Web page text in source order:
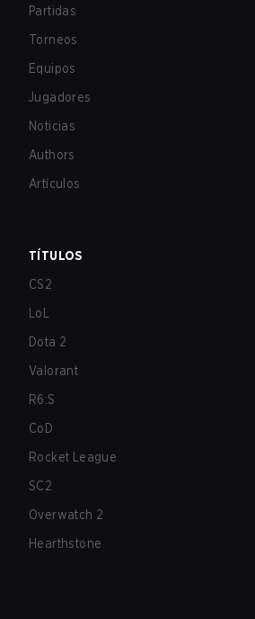
Partidas
Torneos
Equipos
Jugadores
Noticias
Authors
Artículos
TÍTULOS
CS2
LoL
Dota 2
Valorant
R6:S
CoD
Rocket League
SC2
Overwatch 2
Hearthstone